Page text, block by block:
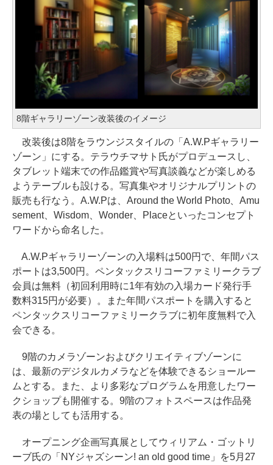
8階ギャラリーゾーン改装後のイメージ
改装後は8階をラウンジスタイルの「A.W.Pギャラリー
ゾーン」にする。テラウチマサト氏がプロデュースし、
タブレット端末での作品鑑賞や写真談義などが楽しめる
ようテーブルも設ける。写真集やオリジナルプリントの
販売も行なう。A.W.Pは、Around the World Photo、Amu
sement、Wisdom、Wonder、Placeといったコンセプト
ワードから命名した。
A.W.Pギャラリーゾーンの入場料は500円で、年間パス
ポートは3,500円。ペンタックスリコーファミリークラブ
会員は無料（初回利用時に1年有効の入場カード発行手
数料315円が必要）。また年間パスポートを購入すると
ペンタックスリコーファミリークラブに初年度無料で入
会できる。
9階のカメラゾーンおよびクリエイティブゾーンに
は、最新のデジタルカメラなどを体験できるショールー
ムとする。また、より多彩なプログラムを用意したワー
クショップも開催する。9階のフォトスペースは作品発
表の場としても活用する。
オープニング企画写真展としてウィリアム・ゴットリ
ーブ氏の「NYジャズシーン! an old good time」を5月27